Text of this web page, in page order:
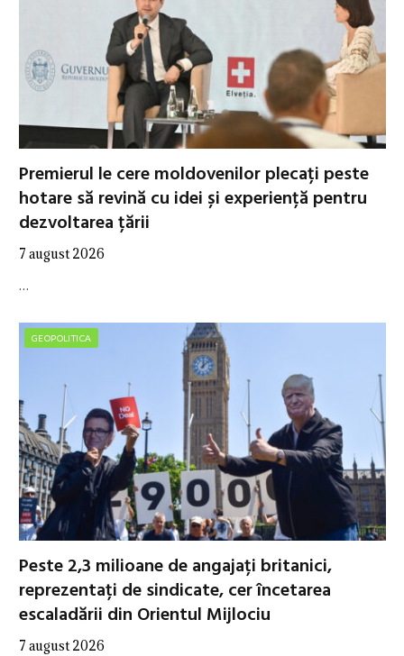
Premierul le cere moldovenilor plecați peste
hotare să revină cu idei și experiență pentru
dezvoltarea țării
7 august 2026
…
GEOPOLITICA
Peste 2,3 milioane de angajați britanici,
reprezentați de sindicate, cer încetarea
escaladării din Orientul Mijlociu
7 august 2026